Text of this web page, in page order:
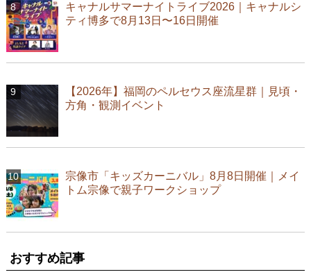
キャナルサマーナイトライブ2026｜キャナルシ
ティ博多で8月13日〜16日開催
【2026年】福岡のペルセウス座流星群｜見頃・
方角・観測イベント
宗像市「キッズカーニバル」8月8日開催｜メイ
トム宗像で親子ワークショップ
おすすめ記事